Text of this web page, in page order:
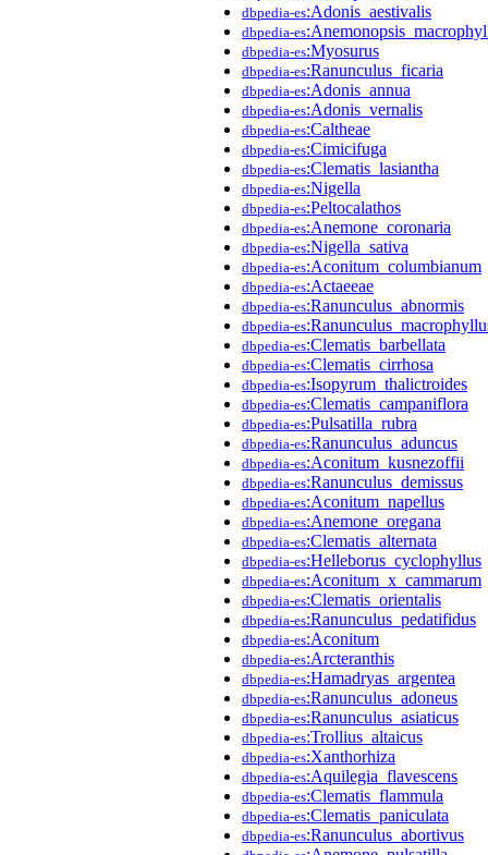
dbpedia-es:Adonis_aestivalis
dbpedia-es
dbpedia-es:Myosurus
dbpedia-es:Ranunculus_ficaria
dbpedia-es:Adonis_annua
dbpedia-es:Adonis_vernalis
dbpedia-es:Caltheae
dbpedia-es:Cimicifuga
dbpedia-es:Clematis_lasiantha
dbpedia-es:Nigella
dbpedia-es:Peltocalathos
dbpedia-es:Anemone_coronaria
dbpedia-es:Nigella_sativa
dbpedia-es:Aconitum_columbianum
dbpedia-es:Actaeeae
dbpedia-es:Ranunculus_abnormis
dbpedia-es
dbpedia-es:Clematis_barbellata
dbpedia-es:Clematis_cirrhosa
dbpedia-es:Isopyrum_thalictroides
dbpedia-es:Clematis_campaniflora
dbpedia-es:Pulsatilla_rubra
dbpedia-es:Ranunculus_aduncus
dbpedia-es:Aconitum_kusnezoffii
dbpedia-es:Ranunculus_demissus
dbpedia-es:Aconitum_napellus
dbpedia-es:Anemone_oregana
dbpedia-es:Clematis_alternata
dbpedia-es:Helleborus_cyclophyllus
dbpedia-es:Aconitum_x_cammarum
dbpedia-es:Clematis_orientalis
dbpedia-es:Ranunculus_pedatifidus
dbpedia-es:Aconitum
dbpedia-es:Arcteranthis
dbpedia-es:Hamadryas_argentea
dbpedia-es:Ranunculus_adoneus
dbpedia-es:Ranunculus_asiaticus
dbpedia-es:Trollius_altaicus
dbpedia-es:Xanthorhiza
dbpedia-es:Aquilegia_flavescens
dbpedia-es:Clematis_flammula
dbpedia-es:Clematis_paniculata
dbpedia-es:Ranunculus_abortivus